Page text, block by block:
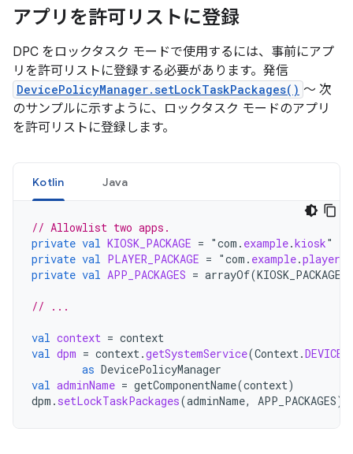
アプリを許可リストに登録
DPC をロックタスク モードで使用するには、事前にアプ
リを許可リストに登録する必要があります。発信
DevicePolicyManager.setLockTaskPackages() ～ 次
のサンプルに示すように、ロックタスク モードのアプリ
を許可リストに登録します。
Kotlin Java
// Allowlist two apps.
private val KIOSK_PACKAGE = "com . example.kiosk
private val PLAYER_PACKAGE = "com . example.player
private val APP_PACKAGES = arrayOf(KIOSK_PACKAGE
// ...
val context = context
val dpm = context.getSystemService(Context.
as DevicePolicyManager
val adminName = getComponentName(context)
dpm . setLockTaskPackages(adminName, APP_PACKAGES)